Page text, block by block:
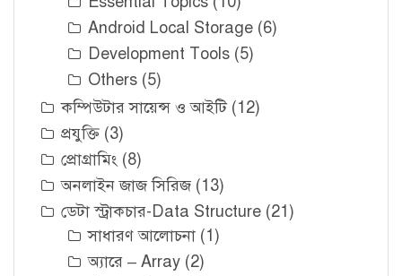
Android Local Storage (6)
Development Tools (5)
Others (5)
কম্পিউটার সায়েন্স ও আইটি(12)
প্রযুক্তি (3)
প্রোগ্রামিং (8)
অনলাইন জাজ সিরিজ (13)
ডেটা স্ট্রাকচার-Data Structure (21)
সাধারণ আলোচনা (1)
অ্যারে – Array (2)